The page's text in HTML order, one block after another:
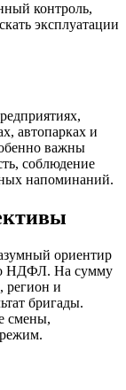
контроль,
эксплуатации
автопарках и
важны
соблюдение
напоминаний.
ориентир
НДФЛ. На сумму
регион и
бригады.
смены,